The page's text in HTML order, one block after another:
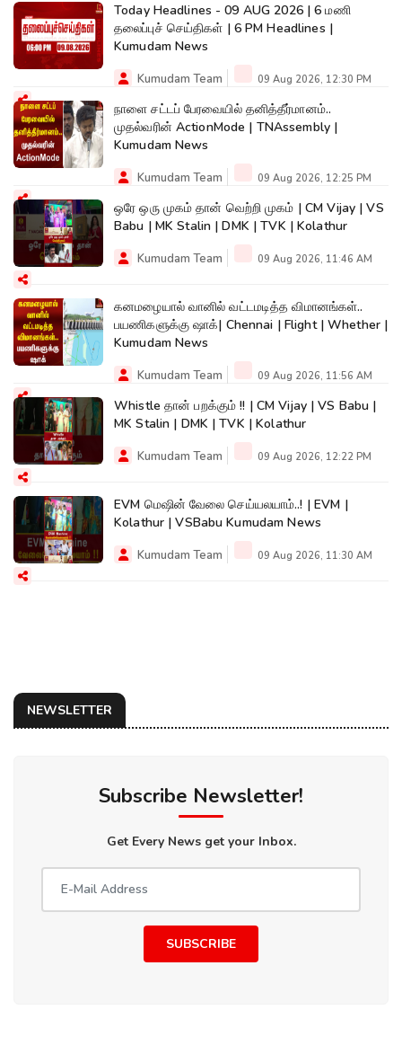
Today Headlines - 09 AUG 2026 | 6 மணி
தலைப்புச் செய்திகள் | 6 PM Headlines |
Kumudam News
Kumudam Team 09 Aug 2026, 12:30 PM
நாளை சட்டப் பேரவையில் தனித்தீர்மானம்..
முதல்வரின் ActionMode | TNAssembly |
Kumudam News
Kumudam Team 09 Aug 2026, 12:25 PM
ஒரே ஒரு முகம் தான் வெற்றி முகம் | CM Vijay | VS
Babu | MK Stalin | DMK | TVK | Kolathur
Kumudam Team 09 Aug 2026, 11:46 AM
கனமழையால் வானில் வட்டமடித்த விமானங்கள்..
பயணிகளுக்கு ஷாக்| Chennai | Flight | Whether |
Kumudam News
Kumudam Team 09 Aug 2026, 11:56 AM
Whistle தான் பறக்கும் !! | CM Vijay | VS Babu |
MK Stalin | DMK | TVK | Kolathur
Kumudam Team 09 Aug 2026, 12:22 PM
EVM மெஷின் வேலை செய்யலயாம்..! | EVM |
Kolathur | VSBabu Kumudam News
Kumudam Team 09 Aug 2026, 11:30 AM
NEWSLETTER
Subscribe Newsletter!
Get Every News get your Inbox.
SUBSCRIBE